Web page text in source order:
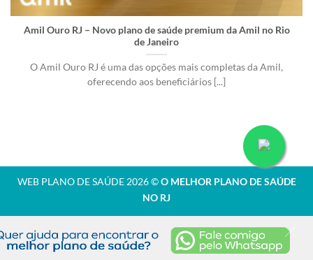
Amil Ouro RJ – Novo plano de saúde premium da Amil no Rio
de Janeiro
O Amil Ouro RJ é uma das opções mais completas da Amil,
oferecendo aos beneficiários [...]
WEB PLANO DE SAÚDE 2026 ©O MELHOR PLANO DE SAÚDE
NO RJ